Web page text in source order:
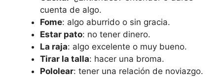
cuenta de algo.
Fome: algo aburrido o sin gracia.
Estar pato: no tener dinero.
La raja: algo excelente o muy bueno.
Tirar la talla: hacer una broma.
Pololear: tener una relación de noviazgo.